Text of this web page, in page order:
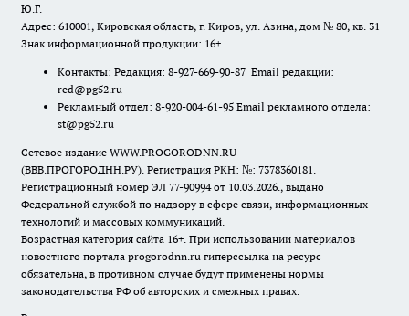
Ю.Г.
Адрес: 610001, Кировская область, г. Киров, ул. Азина, дом № 80, кв. 31
Знак информационной продукции: 16+
Контакты: Редакция: 8-927-669-90-87 Email редакции:
red@pg52.ru
Рекламный отдел: 8-920-004-61-95 Email рекламного отдела:
st@pg52.ru
Сетевое издание WWW.PROGORODNN.RU
(ВВВ.ПРОГОРОДНН.РУ). Регистрация РКН: №: 7378360181.
Регистрационный номер ЭЛ 77-90994 от 10.03.2026., выдано
Федеральной службой по надзору в сфере связи, информационных
технологий и массовых коммуникаций.
Возрастная категория сайта 16+. При использовании материалов
новостного портала progorodnn.ru гиперссылка на ресурс
обязательна, в противном случае будут применены нормы
законодательства РФ об авторских и смежных правах.